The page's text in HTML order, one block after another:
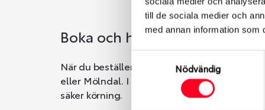
till de sociala medier och
med annan information som
Nödvändig
Boka och hämta hos
När du beställer dina nya däck eller fälgar
eller Mölndal. I beställningen anger du
säker körning.